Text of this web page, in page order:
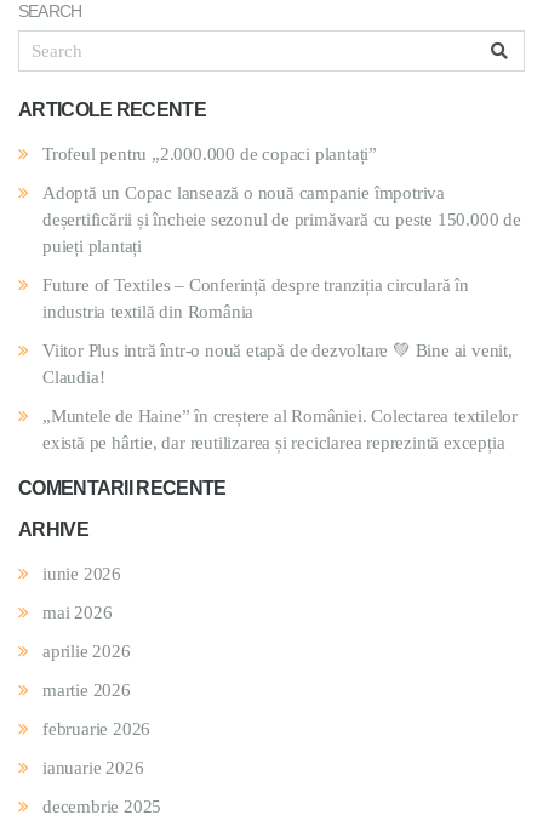
SEARCH
ARTICOLE RECENTE
Trofeul pentru „2.000.000 de copaci plantați”
Adoptă un Copac lansează o nouă campanie împotriva
deșertificării și încheie sezonul de primăvară cu peste 150.000 de
puieți plantați
Future of Textiles – Conferință despre tranziția circulară în
industria textilă din România
Viitor Plus intră într-o nouă etapă de dezvoltare 💚 Bine ai venit,
Claudia!
„Muntele de Haine” în creștere al României. Colectarea textilelor
există pe hârtie, dar reutilizarea și reciclarea reprezintă excepția
COMENTARII RECENTE
ARHIVE
iunie 2026
mai 2026
aprilie 2026
martie 2026
februarie 2026
ianuarie 2026
decembrie 2025